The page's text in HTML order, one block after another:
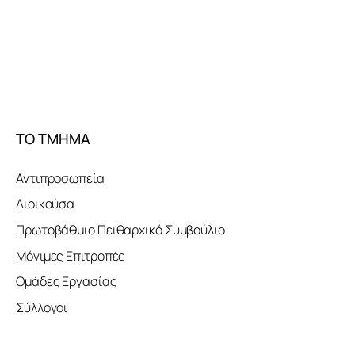
ΤΟ ΤΜΗΜΑ
Αντιπροσωπεία
Διοικούσα
Πρωτοβάθμιο Πειθαρχικό Συμβούλιο
Μόνιμες Επιτροπές
Ομάδες Εργασίας
Σύλλογοι